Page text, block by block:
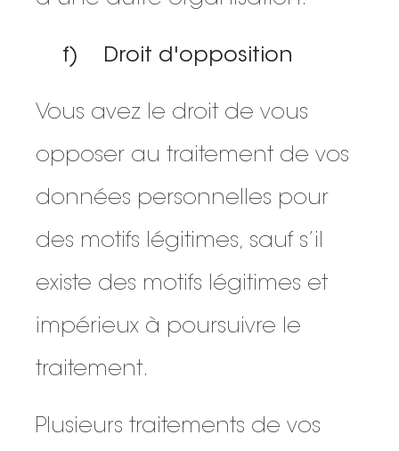
f) Droit d'opposition
Vous avez le droit de vous
opposer au traitement de vos
données personnelles pour
des motifs légitimes, sauf s’il
existe des motifs légitimes et
impérieux à poursuivre le
traitement.
Plusieurs traitements de vos